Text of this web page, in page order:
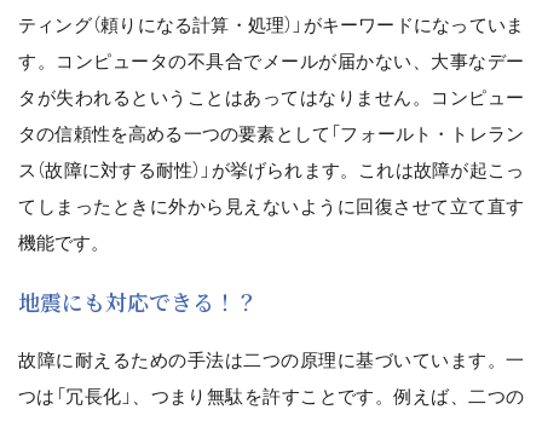
ティング（頼りになる計算・処理）」がキーワードになっていま
す。コンピュータの不具合でメールが届かない、大事なデー
タが失われるということはあってはなりません。コンピュー
タの信頼性を高める一つの要素として「フォールト・トレラン
ス（故障に対する耐性）」が挙げられます。これは故障が起こっ
てしまったときに外から見えないように回復させて立て直す
機能です。
地震にも対応できる！？
故障に耐えるための手法は二つの原理に基づいています。一
つは「冗長化」、つまり無駄を許すことです。例えば、二つの